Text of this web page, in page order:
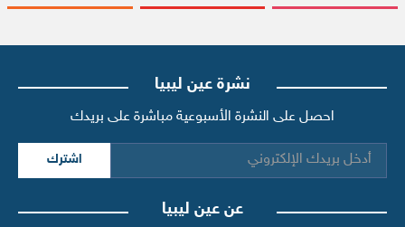
نشرة عين ليبيا
احصل على النشرة الأسبوعية مباشرة على بريدك
اشترك
عن عين ليبيا